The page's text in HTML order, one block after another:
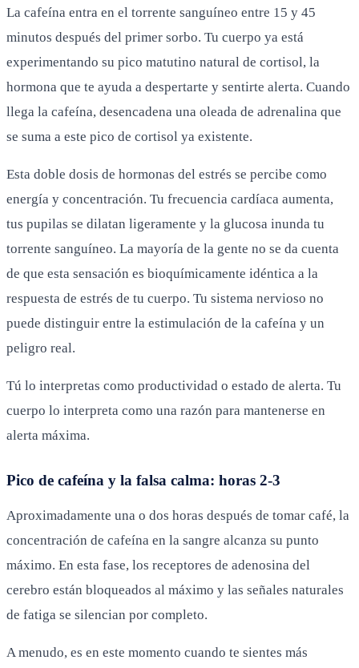
La cafeína entra en el torrente sanguíneo entre 15 y 45
minutos después del primer sorbo. Tu cuerpo ya está
experimentando su pico matutino natural de cortisol, la
hormona que te ayuda a despertarte y sentirte alerta. Cuando
llega la cafeína, desencadena una oleada de adrenalina que
se suma a este pico de cortisol ya existente.
Esta doble dosis de hormonas del estrés se percibe como
energía y concentración. Tu frecuencia cardíaca aumenta,
tus pupilas se dilatan ligeramente y la glucosa inunda tu
torrente sanguíneo. La mayoría de la gente no se da cuenta
de que esta sensación es bioquímicamente idéntica a la
respuesta de estrés de tu cuerpo. Tu sistema nervioso no
puede distinguir entre la estimulación de la cafeína y un
peligro real.
Tú lo interpretas como productividad o estado de alerta. Tu
cuerpo lo interpreta como una razón para mantenerse en
alerta máxima.
Pico de cafeína y la falsa calma: horas 2-3
Aproximadamente una o dos horas después de tomar café, la
concentración de cafeína en la sangre alcanza su punto
máximo. En esta fase, los receptores de adenosina del
cerebro están bloqueados al máximo y las señales naturales
de fatiga se silencian por completo.
A menudo, es en este momento cuando te sientes más